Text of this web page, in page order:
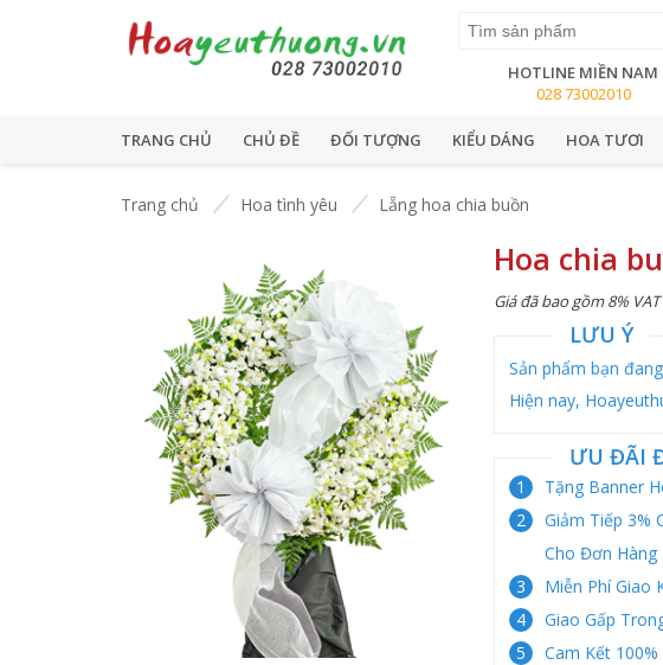
HOTLINE MIỀN NAM
028 73002010
TRANG CHỦ CHỦ ĐỀ ĐỐI TƯỢNG KIỂU DÁNG HOA TƯƠI
Trang chủ Hoa tình yêu Lẵng hoa chia buồn
Hoa chia
Giá đã bao gồm 8%
LƯU Ý
Sản phẩm bạn
Hiện nay,
ƯU ĐÃI
Tặng Banner
Giảm Tiếp 3%
Cho Đơn Hàng
Miễn Phí Giao
Giao Gấp
Cam Kết